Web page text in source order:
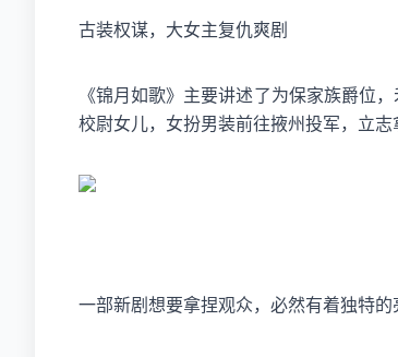
古装权谋，大女主复仇爽剧
《锦月如歌》主要讲述了为保家族爵位
校尉女儿，女扮男装前往掖州投军，立志
一部新剧想要拿捏观众，必然有着独特